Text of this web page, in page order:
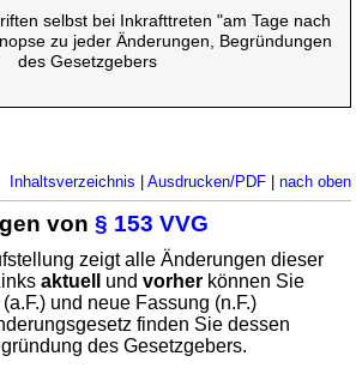
selbst bei Inkrafttreten "am Tage nach
zu jeder Änderungen, Begründungen
des Gesetzgebers
Inhaltsverzeichnis Ausdrucken/PDF| nach oben
von§ 153 VVG
zeigt alle Änderungen dieser
aktuell undvorher können Sie
und neue Fassung (n.F.)
finden Sie dessen
des Gesetzgebers.